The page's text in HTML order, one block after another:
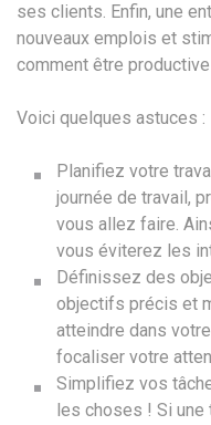
ses clients. Enfin, une
nouveaux emplois et
comment être
Voici quelques astuces :
Planifiez votre
journée de travail,
vous allez faire.
vous éviterez les
Définissez des
objectifs précis et
atteindre dans
focaliser votre
Simplifiez vos
les choses ! Si